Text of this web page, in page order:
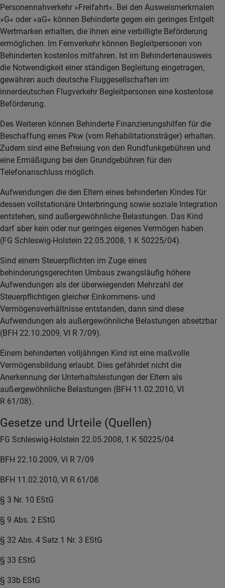
Personennahverkehr »Freifahrt«. Bei den Ausweismerkmalen
»G« oder »aG« können Behinderte gegen ein geringes Entgelt
Wertmarken erhalten, die ihnen eine verbilligte Beförderung
ermöglichen. Im Fernverkehr können Begleitpersonen von
Behinderten kostenlos mitfahren. Ist im Behindertenausweis
die Notwendigkeit einer ständigen Begleitung eingetragen,
gewähren auch deutsche Fluggesellschaften im
innerdeutschen Flugverkehr Begleitpersonen eine kostenlose
Beförderung.
Des Weiteren können Behinderte Finanzierungshilfen für die
Beschaffung eines Pkw (vom Rehabilitationsträger) erhalten.
Zudem sind eine Befreiung von den Rundfunkgebühren und
eine Ermäßigung bei den Grundgebühren für den
Telefonanschluss möglich.
Aufwendungen die den Eltern eines behinderten Kindes für
dessen vollstationäre Unterbringung sowie soziale Integration
entstehen, sind außergewöhnliche Belastungen. Das Kind
darf aber kein oder nur geringes eigenes Vermögen haben
(FG Schleswig-Holstein 22.05.2008, 1 K 50225/04).
Sind einem Steuerpflichten im Zuge eines
behinderungsgerechten Umbaus zwangsläufig höhere
Aufwendungen als der überwiegenden Mehrzahl der
Steuerpflichtigen gleicher Einkommens- und
Vermögensverhältnisse entstanden, dann sind diese
Aufwendungen als außergewöhnliche Belastungen absetzbar
(BFH 22.10.2009, VI R 7/09).
Einem behinderten volljährigen Kind ist eine maßvolle
Vermögensbildung erlaubt. Dies gefährdet nicht die
Anerkennung der Unterhaltsleistungen der Eltern als
außergewöhnliche Belastungen (BFH 11.02.2010, VI
R 61/08).
Gesetze und Urteile (Quellen)
FG Schleswig-Holstein 22.05.2008, 1 K 50225/04
BFH 22.10.2009, VI R 7/09
BFH 11.02.2010, VI R 61/08
§ 3 Nr. 10 EStG
§ 9 Abs. 2 EStG
§ 32 Abs. 4 Satz 1 Nr. 3 EStG
§ 33 EStG
§ 33b EStG